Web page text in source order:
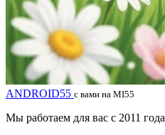
ANDROID55 с вами на MI55
Мы работаем для вас с 2011 года